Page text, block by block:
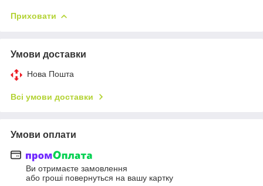
Приховати
Умови доставки
Нова Пошта
Всі умови доставки
Умови оплати
Ви отримаєте замовлення
або гроші повернуться на вашу картку